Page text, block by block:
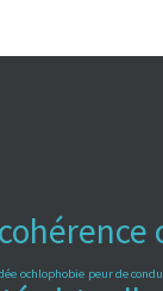
cohérence
ochlophobie peur de